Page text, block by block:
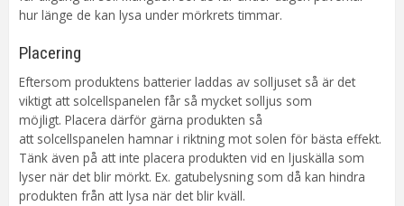
Kabellängd
100 cm
Sensor
Spänning Ljuskälla
3V
Tillverkare
Star Trading AB
hur länge de kan lysa under mörkrets timmar.
Placering
Eftersom produktens batterier laddas av solljuset så är det
viktigt att solcellspanelen får så mycket solljus som
möjligt. Placera därför gärna produkten så
att solcellspanelen hamnar i riktning mot solen för bästa effekt.
Tänk även på att inte placera produkten vid en ljuskälla som
lyser när det blir mörkt. Ex. gatubelysning som då kan hindra
produkten från att lysa när det blir kväll.